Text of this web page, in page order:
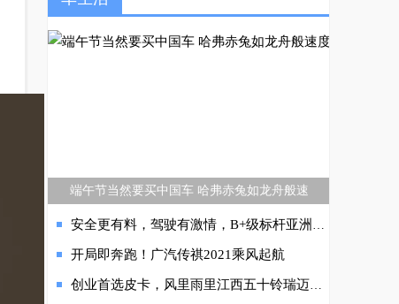
端午节当然要买中国车 哈弗赤兔如龙舟般速
安全更有料，驾驶有激情，B+级标杆亚洲龙无可争议
开局即奔跑！广汽传祺2021乘风起航
创业首选皮卡，风里雨里江西五十铃瑞迈陪你